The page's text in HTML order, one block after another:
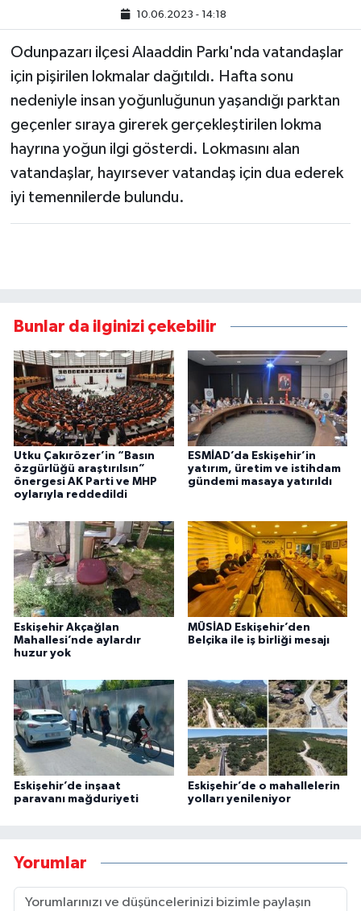
10.06.2023 - 14:18
Odunpazarı ilçesi Alaaddin Parkı'nda vatandaşlar
için pişirilen lokmalar dağıtıldı. Hafta sonu
nedeniyle insan yoğunluğunun yaşandığı parktan
geçenler sıraya girerek gerçekleştirilen lokma
hayrına yoğun ilgi gösterdi. Lokmasını alan
vatandaşlar, hayırsever vatandaş için dua ederek
iyi temennilerde bulundu.
Bunlar da ilginizi çekebilir
Utku Çakırözer’in “Basın
özgürlüğü araştırılsın”
önergesi AK Parti ve MHP
oylarıyla reddedildi
ESMİAD’da Eskişehir’in
yatırım, üretim ve istihdam
gündemi masaya yatırıldı
Eskişehir Akçağlan
Mahallesi’nde aylardır
huzur yok
MÜSİAD Eskişehir’den
Belçika ile iş birliği mesajı
Eskişehir’de inşaat
paravanı mağduriyeti
Eskişehir’de o mahallelerin
yolları yenileniyor
Yorumlar